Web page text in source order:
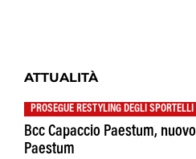
ATTUALITÀ
PROSEGUE RESTYLING DEGLI SPORTELLI
Bcc Capaccio Paestum,
Paestum